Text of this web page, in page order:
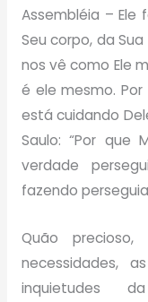
Assembléia –
Seu corpo, da
nos vê como Ele
é ele mesmo.
está cuidando
Saulo: “Por que
verdade
fazendo
Quão
necessidades,
inquietudes